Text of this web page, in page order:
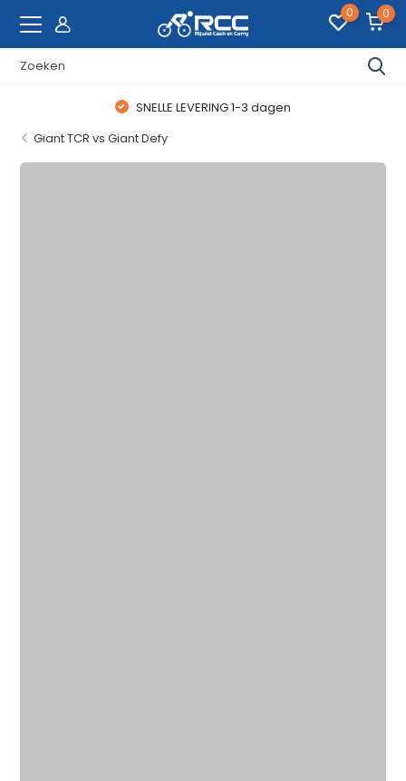
0 0
WAANZINNIGE FIETSDEALS
Giant TCR vs Giant Defy